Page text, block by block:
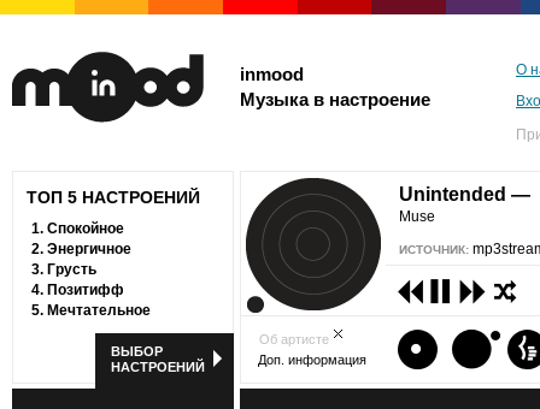
inmood
Музыка в настроение
О
ТОП 5 НАСТРОЕНИЙ
1. Спокойное
2. Энергичное
3. Грусть
4. Позитифф
5. Мечтательное
ВЫБОР
НАСТРОЕНИЙ
Unintended —
Muse
ИСТОЧНИК:
Об артисте
Доп. информация